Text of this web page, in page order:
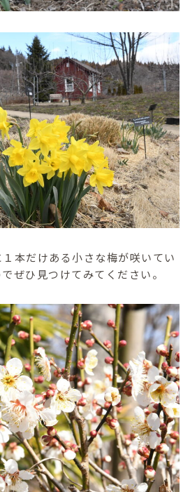
本だけある小さな梅が咲いてい
ぜひ見つけてみてください。